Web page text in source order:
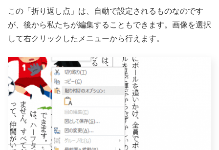
この「折り返し点」は、自動で設定されるものなのです
が、後から私たちが編集することもできます。画像を選択
して右クリックしたメニューから行えます。